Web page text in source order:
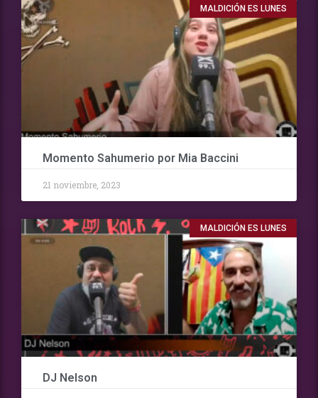
MALDICIÓN ES LUNES
Momento Sahumerio por Mia Baccini
21 noviembre, 2023
MALDICIÓN ES LUNES
DJ Nelson